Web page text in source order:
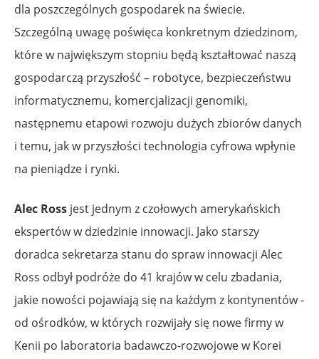
dla poszczególnych gospodarek na świecie.
Szczególną uwagę poświęca konkretnym dziedzinom,
które w największym stopniu będą kształtować naszą
gospodarczą przyszłość – robotyce, bezpieczeństwu
informatycznemu, komercjalizacji genomiki,
następnemu etapowi rozwoju dużych zbiorów danych
i temu, jak w przyszłości technologia cyfrowa wpłynie
na pieniądze i rynki.
Alec Ross jest jednym z czołowych amerykańskich
ekspertów w dziedzinie innowacji. Jako starszy
doradca sekretarza stanu do spraw innowacji Alec
Ross odbył podróże do 41 krajów w celu zbadania,
jakie nowości pojawiają się na każdym z kontynentów -
od ośrodków, w których rozwijały się nowe firmy w
Kenii po laboratoria badawczo-rozwojowe w Korei